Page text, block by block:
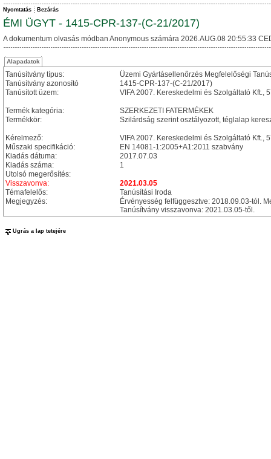
Nyomtatás Bezárás
ÉMI ÜGYT - 1415-CPR-137-(C-21/2017)
A dokumentum olvasás módban Anonymous számára 2026.AUG.08 20:55:33
Alapadatok
Tanúsítvány típus:
Üzemi Gyártásellenőrzés Megfelelőségi
Tanúsítvány azonosító
1415-CPR-137-(C-21/2017)
Tanúsított üzem:
VIFA 2007. Kereskedelmi és Szolgáltató Kft.,
Termék kategória:
SZERKEZETI FATERMÉKEK
Termékkör:
Szilárdság szerint osztályozott, téglalap
Kérelmező:
VIFA 2007. Kereskedelmi és Szolgáltató Kft.,
Műszaki specifikáció:
EN 14081-1:2005+A1:2011 szabvány
Kiadás dátuma:
2017.07.03
Kiadás száma:
1
Utolsó megerősítés:
Visszavonva:
2021.03.05
Témafelelős:
Tanúsítási Iroda
Megjegyzés:
Érvényesség felfüggesztve: 2018.09.03-tól.
Tanúsítvány visszavonva: 2021.03.05-től.
Ugrás a lap tetejére